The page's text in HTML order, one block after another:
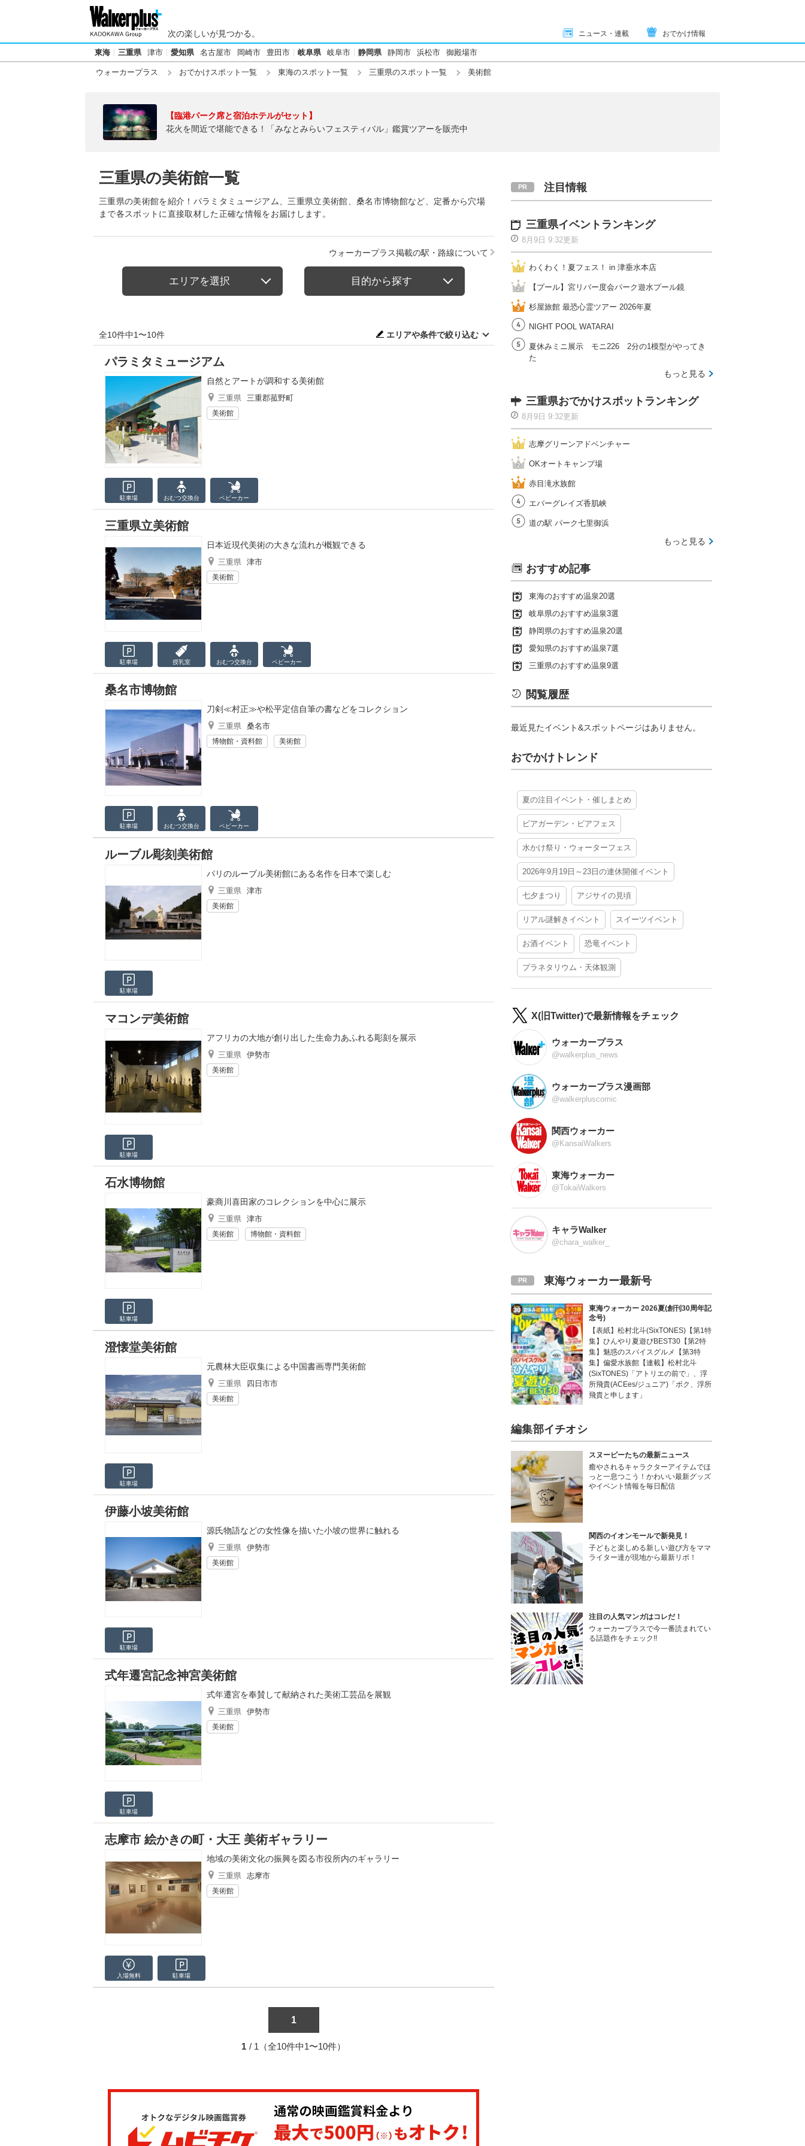
次の楽しいが見つかる。 ニュース・連載 おでかけ情報
東海 三重県 津市 愛知県 名古屋市 岡崎市 豊田市 岐阜県 岐阜市 静岡県 静岡市 浜松市 御殿場市
ウォーカープラス おでかけスポット一覧 東海のスポット一覧 三重県のスポット一覧 美術館
【臨港パーク席と宿泊ホテルがセット】
花火を間近で堪能できる！「みなとみらいフェスティバル」鑑賞ツアーを販売中
三重県の美術館一覧
三重県の美術館を紹介！パラミタミュージアム、三重県立美術館、桑名市博物館など、定番から穴場
まで各スポットに直接取材した正確な情報をお届けします。
ウォーカープラス掲載の駅・路線について
エリアを選択 目的から探す
全10件中1〜10件 エリアや条件で絞り込む
パラミタミュージアム
自然とアートが調和する美術館
三重県 三重郡菰野町
美術館
駐車場 おむつ交換台 ベビーカー
三重県立美術館
日本近現代美術の大きな流れが概観できる
三重県 津市
美術館
駐車場 授乳室 おむつ交換台 ベビーカー
桑名市博物館
刀剣≪村正≫や松平定信自筆の書などをコレクション
三重県 桑名市
博物館・資料館 美術館
駐車場 おむつ交換台 ベビーカー
ルーブル彫刻美術館
パリのルーブル美術館にある名作を日本で楽しむ
三重県 津市
美術館
駐車場
マコンデ美術館
アフリカの大地が創り出した生命力あふれる彫刻を展示
三重県 伊勢市
美術館
駐車場
石水博物館
豪商川喜田家のコレクションを中心に展示
三重県 津市
美術館 博物館・資料館
駐車場
澄懐堂美術館
元農林大臣収集による中国書画専門美術館
三重県 四日市市
美術館
駐車場
伊藤小坡美術館
源氏物語などの女性像を描いた小坡の世界に触れる
三重県 伊勢市
美術館
駐車場
式年遷宮記念神宮美術館
式年遷宮を奉賛して献納された美術工芸品を展観
三重県 伊勢市
美術館
駐車場
志摩市 絵かきの町・大王 美術ギャラリー
地域の美術文化の振興を図る市役所内のギャラリー
三重県 志摩市
美術館
入場無料 駐車場
1
1 / 1（全10件中1〜10件）
注目情報
三重県イベントランキング
8月9日 9:32更新
わくわく！夏フェス！ in 津垂水本店
【プール】宮リバー度会パーク遊水プール鏡
杉屋旅館 最恐心霊ツアー 2026年夏
NIGHT POOL WATARAI
夏休みミニ展示 モニ226 2分の1模型がやってき
た
もっと見る
三重県おでかけスポットランキング
8月9日 9:32更新
志摩グリーンアドベンチャー
OKオートキャンプ場
赤目滝水族館
エバーグレイズ香肌峡
道の駅 パーク七里御浜
もっと見る
おすすめ記事
東海のおすすめ温泉20選
岐阜県のおすすめ温泉3選
静岡県のおすすめ温泉20選
愛知県のおすすめ温泉7選
三重県のおすすめ温泉9選
閲覧履歴
最近見たイベント&スポットページはありません。
おでかけトレンド
夏の注目イベント・催しまとめ
ビアガーデン・ビアフェス
水かけ祭り・ウォーターフェス
2026年9月19日～23日の連休開催イベント
七夕まつり アジサイの見頃
リアル謎解きイベント スイーツイベント
お酒イベント 恐竜イベント
プラネタリウム・天体観測
X(旧Twitter)で最新情報をチェック
ウォーカープラス
@walkerplus_news
ウォーカープラス漫画部
@walkerpluscomic
関西ウォーカー
@KansaiWalkers
東海ウォーカー
@TokaiWalkers
キャラWalker
@chara_walker_
東海ウォーカー最新号
東海ウォーカー 2026夏(創刊30周年記
念号)
【表紙】松村北斗(SixTONES)【第1特
集】ひんやり夏遊びBEST30【第2特
集】魅惑のスパイスグルメ【第3特
集】偏愛水族館【連載】松村北斗
(SixTONES)「アトリエの前で」、浮
所飛貴(ACEes/ジュニア)「ボク、浮所
飛貴と申します」
編集部イチオシ
スヌーピーたちの最新ニュース
癒やされるキャラクターアイテムでほ
っと一息つこう！かわいい最新グッズ
やイベント情報を毎日配信
関西のイオンモールで新発見！
子どもと楽しめる新しい遊び方をママ
ライター達が現地から最新リポ！
注目の人気マンガはコレだ！
ウォーカープラスで今一番読まれてい
る話題作をチェック!!